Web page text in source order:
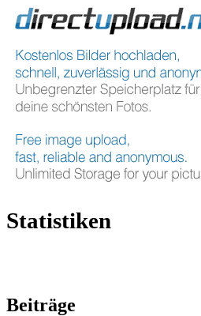
Statistiken
Beiträge